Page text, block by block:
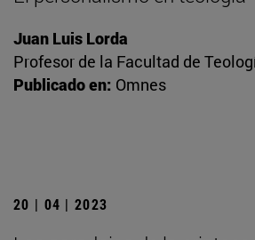
Juan Luis Lorda
Profesor de la Facultad de
Publicado en: Omnes
20 | 04 | 2023